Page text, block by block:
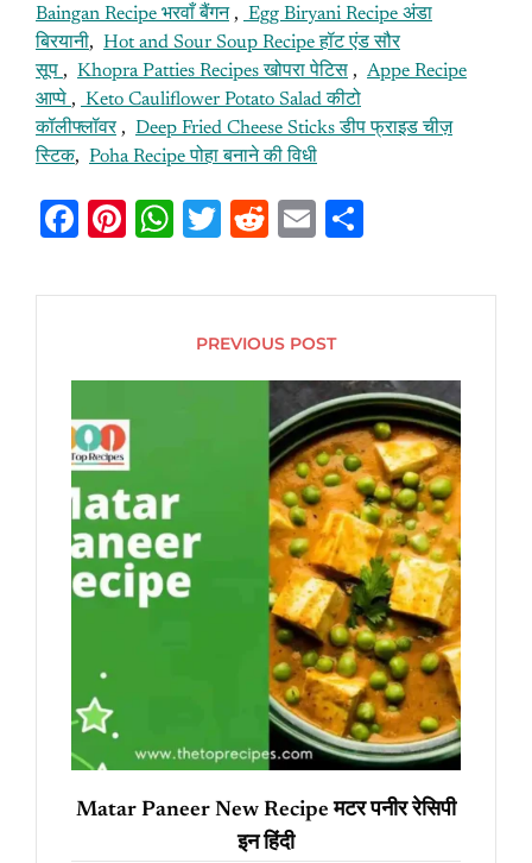
Baingan Recipe भरवाँ बैंगन, Egg Biryani Recipe अंडा
बिरयानी, Hot and Sour Soup Recipe हॉट एंड सौर
सूप , Khopra Patties Recipes खोपरा पेटिस , Appe Recipe
आप्पे , Keto Cauliflower Potato Salad कीटो
कॉलीफ्लॉवर, Deep Fried Cheese Sticks डीप फ्राइड चीज़
स्टिक, Poha Recipe पोहा बनाने की विधी
Fa
b
o
k
Pi
er
t
W
at
A
T
itt
er
R
d
di
t
E
ai
l
ar
PREVIOUS POST
Matar Paneer New Recipe मटर पनीर रेसिपी
इन हिंदी